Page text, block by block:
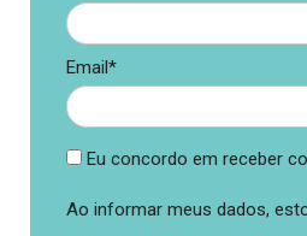
Email*
Eu concordo em receber
Ao informar meus dados,